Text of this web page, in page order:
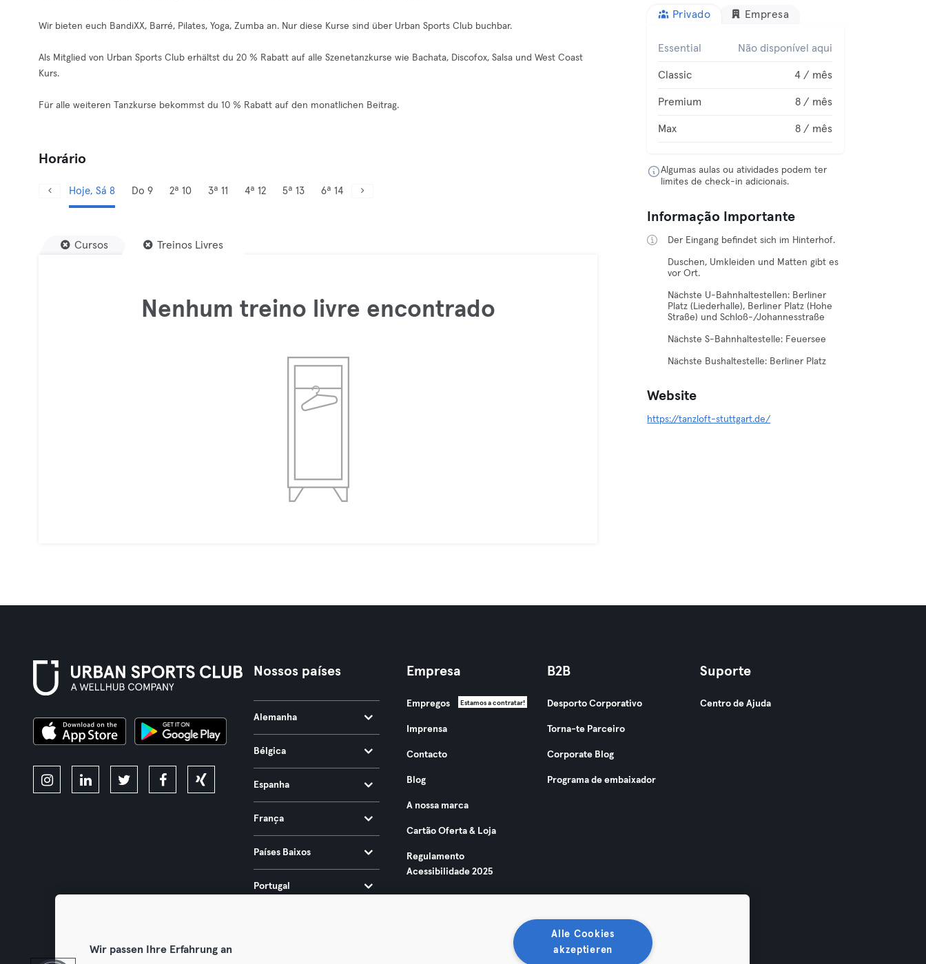
Wir bieten euch BandiXX, Barré, Pilates, Yoga, Zumba an. Nur diese Kurse sind über Urban Sports Club buchbar.
Als Mitglied von Urban Sports Club erhältst du 20 % Rabatt auf alle Szenetanzkurse wie Bachata, Discofox, Salsa und West Coast
Kurs.
Für alle weiteren Tanzkurse bekommst du 10 % Rabatt auf den monatlichen Beitrag.
Horário
Hoje, Sá 8 Do 9 2ª 10 3ª 11 4ª 12 5ª 13 6ª 14
Cursos Treinos Livres
Nenhum treino livre encontrado
Privado Empresa
Essential Não disponível aqui
Classic 4 / mês
Premium 8 / mês
Max 8 / mês
Algumas aulas ou atividades podem ter
limites de check-in adicionais.
Informação Importante
Der Eingang befindet sich im Hinterhof.
Duschen, Umkleiden und Matten gibt es
vor Ort.
Nächste U-Bahnhaltestellen: Berliner
Platz (Liederhalle), Berliner Platz (Hohe
Straße) und Schloß-/Johannesstraße
Nächste S-Bahnhaltestelle: Feuersee
Nächste Bushaltestelle: Berliner Platz
Website
https://tanzloft-stuttgart.de/
Nossos países
Alemanha
Bélgica
Espanha
França
Países Baixos
Portugal
Empresa
Empregos Estamos a contratar!
Imprensa
Contacto
Blog
A nossa marca
Cartão Oferta & Loja
Regulamento
Acessibilidade 2025
B2B
Desporto Corporativo
Torna-te Parceiro
Corporate Blog
Programa de embaixador
Suporte
Centro de Ajuda
Wir passen Ihre Erfahrung an
Alle Cookies
akzeptieren